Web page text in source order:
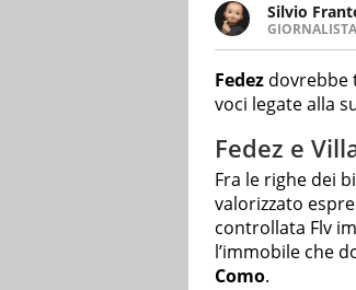
Silvio
GIORNALISTA
Giornalista
scrivendo
Fedez dovrebbe
voci legate alla
Fedez e
Fra le righe dei
valorizzato
controllata Flv
l’immobile che
Como.